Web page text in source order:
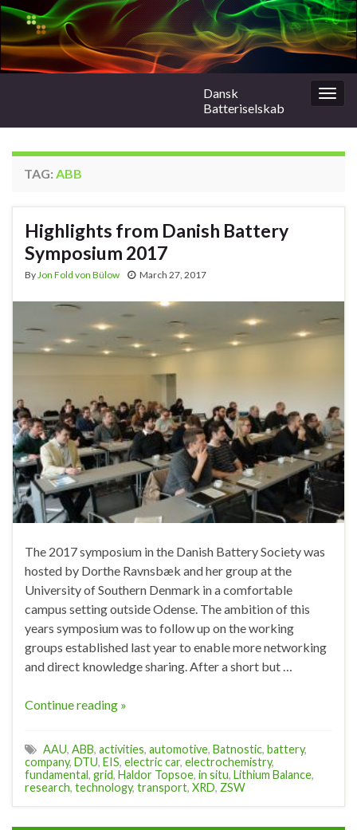
Dansk
Batteriselskab
TAG: ABB
Highlights from Danish Battery
Symposium 2017
ByJon Fold von Bülow March 27, 2017
The 2017 symposium in the Danish Battery Society was
hosted by Dorthe Ravnsbæk and her group at the
University of Southern Denmark in a comfortable
campus setting outside Odense. The ambition of this
years symposium was to follow up on the working
groups established last year to enable more networking
and direct knowledge sharing. After a short but …
Continue reading »
AAU, ABB, activities, automotive, Batnostic, battery,
company, DTU, EIS, electric car, electrochemistry,
fundamental, grid, Haldor Topsoe, in situ, Lithium Balance,
research, technology, transport, XRD, ZSW